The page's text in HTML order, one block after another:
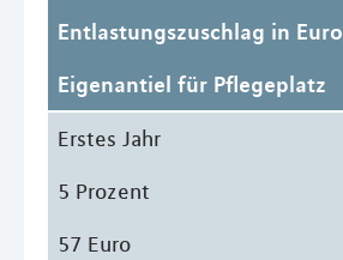
Entlastungszuschlag in Euro
Eigenantiel für Pflegeplatz
Erstes Jahr
5 Prozent
57 Euro